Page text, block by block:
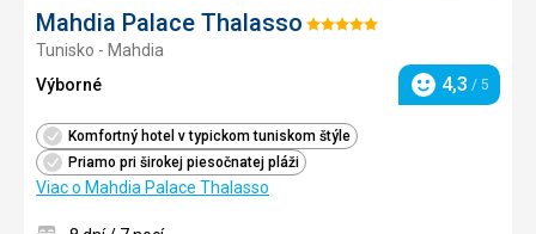
Mahdia Palace Thalasso Hodnotenie:
Tunisko - Mahdia
Výborné
Hodnotenie
4,3 / 5
Komfortný hotel v typickom tuniskom štýle
Priamo pri širokej piesočnatej pláži
Viac o Mahdia Palace Thalasso